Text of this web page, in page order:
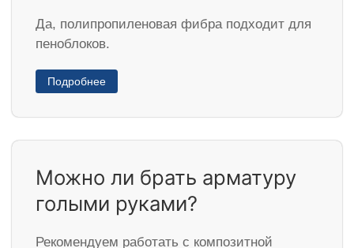
Да, полипропиленовая фибра подходит для
пеноблоков.
Подробнее
Можно ли брать арматуру
голыми руками?
Рекомендуем работать с композитной